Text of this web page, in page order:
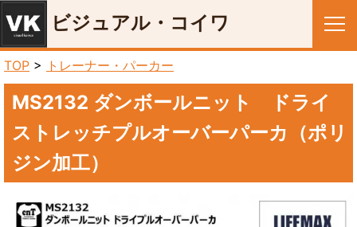
ビジュアル・コイワ
TOP > トレーナー・パーカー
MS2132 ダンボールニット ドライ
ストレッチプルオーバーパーカ（ポリ
ジン加工）